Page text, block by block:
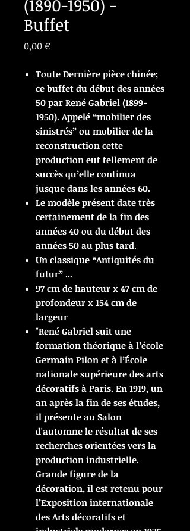
(1890-1950) -
Buffet
0,00 €Prix
Toute Dernière pièce chinée;
ce buffet du début des années
50 par René Gabriel (1899-
1950). Appelé “mobilier des
sinistrés” ou mobilier de la
reconstruction cette
production eut tellement de
succès qu’elle continua
jusque dans les années 60.
Le modèle présent date très
certainement de la fin des
années 40 ou du début des
années 50 au plus tard.
Un classique “Antiquités du
futur” ...
97 cm de hauteur x 47 cm de
profondeur x 154 cm de
largeur
"René Gabriel suit une
formation théorique à l’école
Germain Pilon et à l’École
nationale supérieure des arts
décoratifs à Paris. En 1919, un
an après la fin de ses études,
il présente au Salon
d'automne le résultat de ses
recherches orientées vers la
production industrielle.
Grande figure de la
décoration, il est retenu pour
l’Exposition internationale
des Arts décoratifs et